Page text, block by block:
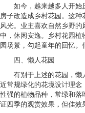
如今，越来越多人开
房子改造成乡村花园。这
风光。业主喜欢自然乡野
中，休闲安逸。乡村花园
园场景，勾起童年的回忆。
四、懒人花园
有别于上述的花园，
近常规绿化的花境设计理
性强的植物品种，常绿和
证四季的观赏效果，但佳效